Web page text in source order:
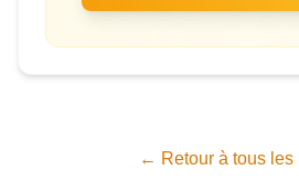
← Retour à tous les